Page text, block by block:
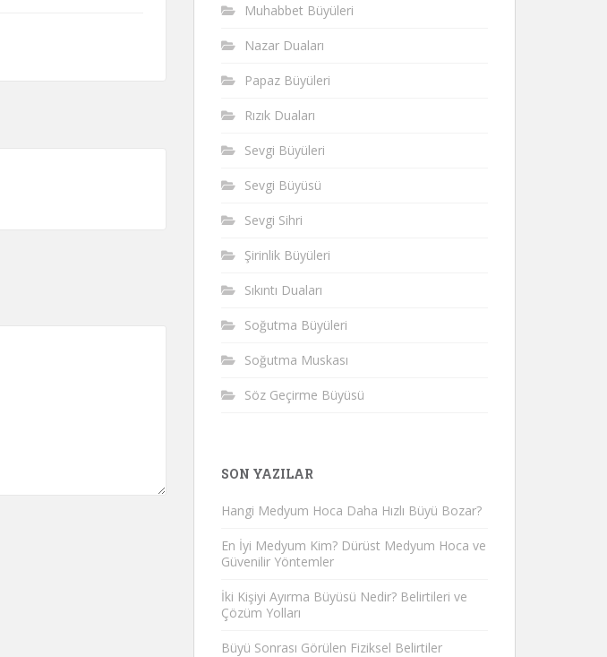
Muhabbet Büyüleri
Nazar Duaları
Papaz Büyüleri
Rızık Duaları
Sevgi Büyüleri
Sevgi Büyüsü
Sevgi Sihri
Şirinlik Büyüleri
Sıkıntı Duaları
Soğutma Büyüleri
Soğutma Muskası
Söz Geçirme Büyüsü
SON YAZILAR
Hangi Medyum Hoca Daha Hızlı Büyü Bozar?
En İyi Medyum Kim? Dürüst Medyum Hoca ve
Güvenilir Yöntemler
İki Kişiyi Ayırma Büyüsü Nedir? Belirtileri ve
Çözüm Yolları
Büyü Sonrası Görülen Fiziksel Belirtiler